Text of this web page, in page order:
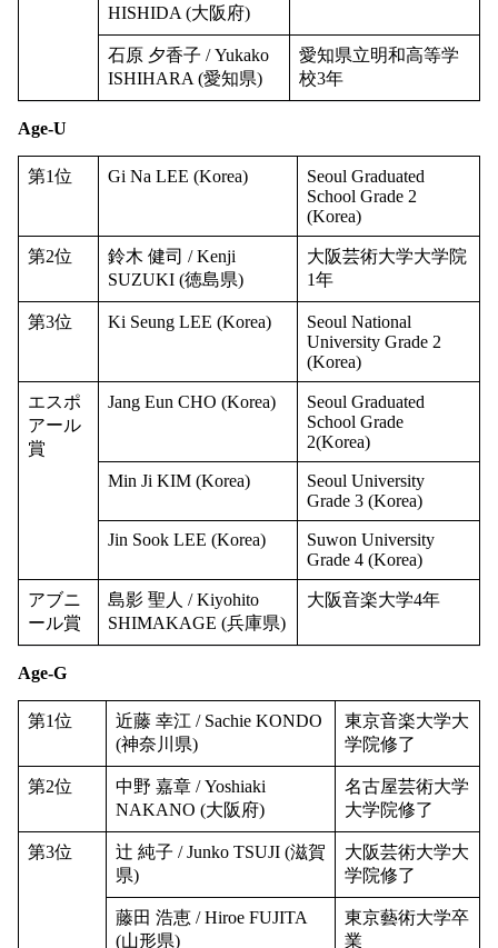
HISHIDA (大阪府)
石原 夕香子 / Yukako
ISHIHARA (愛知県)
愛知県立明和高等学
校3年
Age-U
第1位 Gi Na LEE (Korea)
Seoul Graduated
School Grade 2
(Korea)
第2位
鈴木 健司 / Kenji
SUZUKI (徳島県)
大阪芸術大学大学院
1年
第3位 Ki Seung LEE (Korea)
Seoul National
University Grade 2
(Korea)
エスポ
アール
賞
Jang Eun CHO (Korea)
Seoul Graduated
School Grade
2(Korea)
Min Ji KIM (Korea)
Seoul University
Grade 3 (Korea)
Jin Sook LEE (Korea)
Suwon University
Grade 4 (Korea)
アブニ
ール賞
島影 聖人 / Kiyohito
SHIMAKAGE (兵庫県)
大阪音楽大学4年
Age-G
第1位
近藤 幸江 / Sachie KONDO
(神奈川県)
東京音楽大学大
学院修了
第2位
中野 嘉章 / Yoshiaki
NAKANO (大阪府)
名古屋芸術大学
大学院修了
第3位
辻 純子 / Junko TSUJI (滋賀
県)
大阪芸術大学大
学院修了
藤田 浩恵 / Hiroe FUJITA
(山形県)
東京藝術大学卒
業